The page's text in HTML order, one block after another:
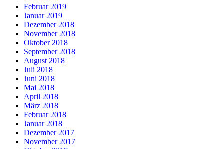
Februar 2019
Januar 2019
Dezember 2018
November 2018
Oktober 2018
September 2018
August 2018
Juli 2018
Juni 2018
Mai 2018
April 2018
März 2018
Februar 2018
Januar 2018
Dezember 2017
November 2017